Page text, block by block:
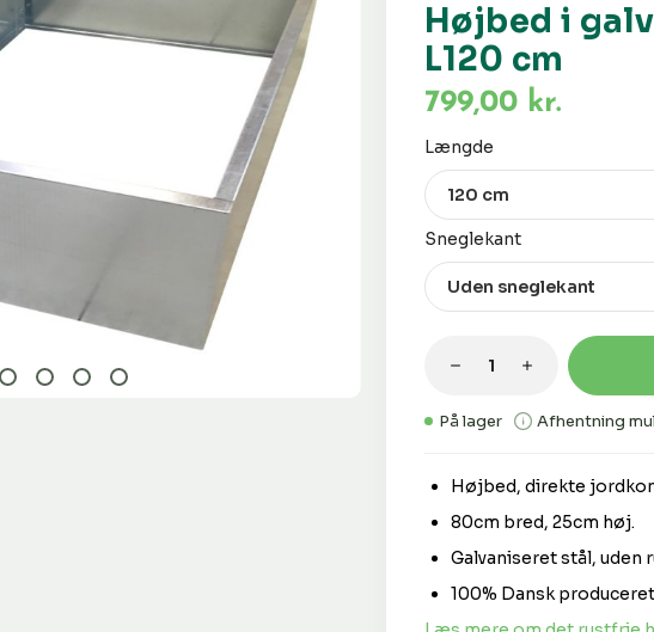
Højbed i
L120 cm
Højbed, direkte
80cm bred, 25cm høj.
Galvaniseret stål, uden
100% Dansk
799,00 kr.
På lager Afhentning
Vælg
Længde
Vælg
Sneglekant